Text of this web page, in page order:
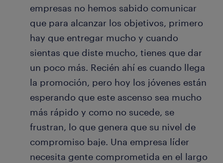
empresas no hemos sabido comunicar
que para alcanzar los objetivos, primero
hay que entregar mucho y cuando
sientas que diste mucho, tienes que dar
un poco más. Recién ahí es cuando llega
la promoción, pero hoy los jóvenes están
esperando que este ascenso sea mucho
más rápido y como no sucede, se
frustran, lo que genera que su nivel de
compromiso baje. Una empresa líder
necesita gente comprometida en el largo